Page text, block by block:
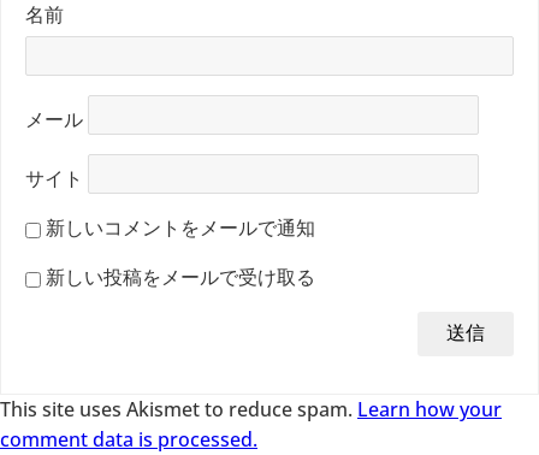
名前
メール
サイト
新しいコメントをメールで通知
新しい投稿をメールで受け取る
This site uses Akismet to reduce spam. Learn how your
comment data is processed.